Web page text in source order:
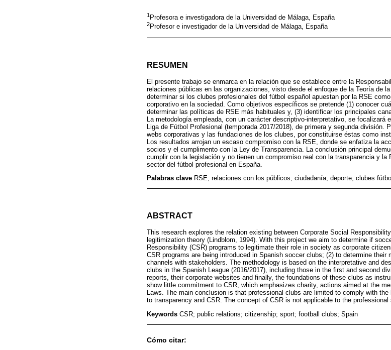
1 Profesora e investigadora de la Universidad de Málaga, España
2Profesor e investigador de la Universidad de Málaga, España
RESUMEN
El presente trabajo se enmarca en la relación que se establece entre la
relaciones públicas en las organizaciones, visto desde el enfoque de la Teoría de
determinar si los clubes profesionales del fútbol español apuestan por la RSE
corporativo en la sociedad. Como objetivos específicos se pretende (1) conocer
determinar las políticas de RSE más habituales y, (3) identificar los principales
La metodología empleada, con un carácter descriptivo-interpretativo, se focalizará
Liga de Fútbol Profesional (temporada 2017/2018), de primera y segunda división.
webs corporativas y las fundaciones de los clubes, por constituirse éstas como
Los resultados arrojan un escaso compromiso con la RSE, donde se enfatiza la
socios y el cumplimento con la Ley de Transparencia. La conclusión principal
cumplir con la legislación y no tienen un compromiso real con la transparencia y
sector del fútbol profesional en España.
Palabras clave RSE; relaciones con los públicos; ciudadanía; deporte; clubes
ABSTRACT
This research explores the relation existing between Corporate Social
legitimization theory (Lindblom, 1994). With this project we aim to determine if
Responsibility (CSR) programs to legitimate their role in society as corporate
CSR programs are being introduced in Spanish soccer clubs; (2) to determine
channels with stakeholders. The methodology is based on the interpretative and
clubs in the Spanish League (2016/2017), including those in the first and second
reports, their corporate websites and finally, the foundations of these clubs as
show little commitment to CSR, which emphasizes charity, actions aimed at the
Laws. The main conclusion is that professional clubs are limited to comply with
to transparency and CSR. The concept of CSR is not applicable to the professional
Keywords CSR; public relations; citizenship; sport; football clubs; Spain
Cómo citar: